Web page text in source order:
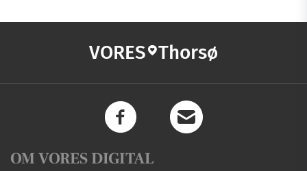
VORES Thorsø
OM VORES DIGITAL